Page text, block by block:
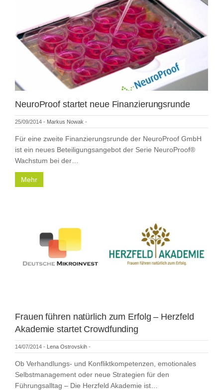
NeuroProof startet neue Finanzierungsrunde
25/09/2014 - Markus Nowak -
Für eine zweite Finanzierungsrunde der NeuroProof GmbH
ist ein neues Beteiligungsangebot der Serie NeuroProof®
Wachstum bei der…
Mehr
Frauen führen natürlich zum Erfolg – Herzfeld
Akademie startet Crowdfunding
14/07/2014 - Lena Ostrovskih -
Ob Verhandlungs- und Konfliktkompetenzen, emotionales
Selbstmanagement oder neue Strategien für den
Führungsalltag – Die Herzfeld Akademie ist…